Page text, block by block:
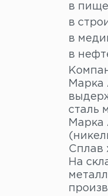
в
в
в
в
Марка
сталь
Марка
Сплав
На